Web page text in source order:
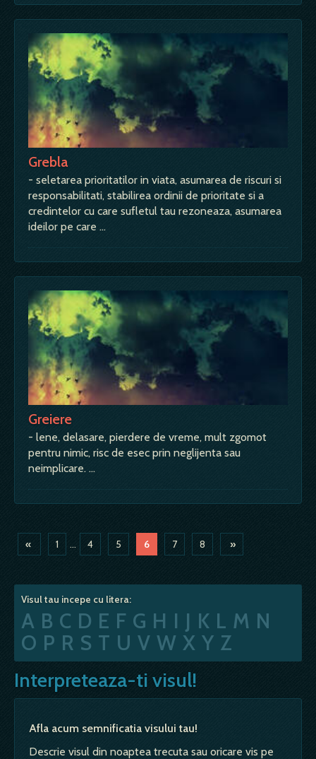
Grebla
- seletarea prioritatilor in viata, asumarea de riscuri si
responsabilitati, stabilirea ordinii de prioritate si a
credintelor cu care sufletul tau rezoneaza, asumarea
ideilor pe care …
Greiere
- lene, delasare, pierdere de vreme, mult zgomot
pentru nimic, risc de esec prin neglijenta sau
neimplicare. …
« 1 ... 4 5 6 7 8 »
Visul tau incepe cu litera:
A B C D E F G H I J K L M N
O P R S T U V W X Y Z
Interpreteaza-ti visul!
Afla acum semnificatia visului tau!
Descrie visul din noaptea trecuta sau oricare vis pe